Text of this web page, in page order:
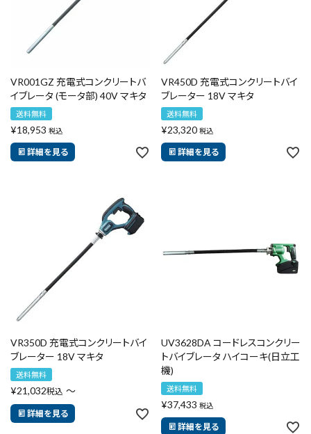
エアー工具・機械工具
先端工具
作業工具・大工道具
測定工具・筆記具
収納・腰袋・ワーク用品
ガイドライン
VR001GZ 充電式コンクリートバ
イブレータ (モータ部) 40V マキタ
送料無料
¥18,953 税込
詳細を見る
VR450D 充電式コンクリートバイ
ブレーター 18V マキタ
送料無料
¥23,320 税込
詳細を見る
VR350D 充電式コンクリートバイ
ブレーター 18V マキタ
送料無料
¥21,032税込 〜
詳細を見る
UV3628DA コードレスコンクリー
トバイブレータ ハイコーキ(日立工
機)
送料無料
¥37,433 税込
詳細を見る